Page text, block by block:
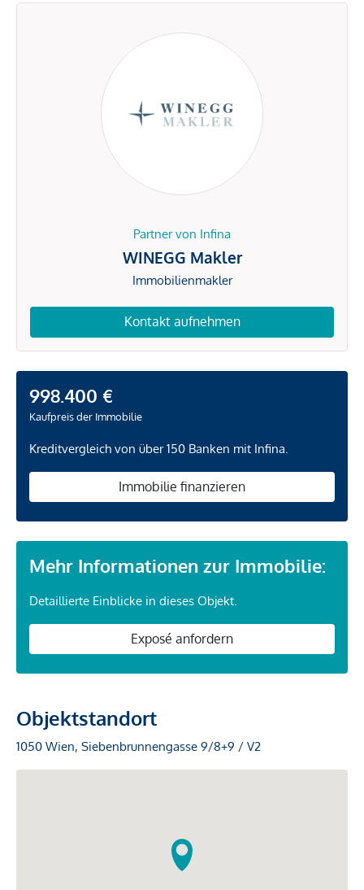
Partner von Infina
WINEGG Makler
Immobilienmakler
Kontakt aufnehmen
998.400 €
Kaufpreis der Immobilie
Kreditvergleich von über 150 Banken mit Infina.
Immobilie finanzieren
Mehr Informationen zur Immobilie:
Detaillierte Einblicke in dieses Objekt.
Exposé anfordern
Objektstandort
1050 Wien, Siebenbrunnengasse 9/8+9 / V2